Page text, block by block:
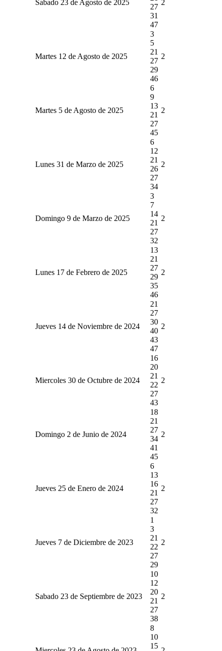
Sabado 23 de Agosto de 2025
27
31
47
2
Martes 12 de Agosto de 2025
3
5
21
27
29
46
2
Martes 5 de Agosto de 2025
6
9
13
21
27
45
2
Lunes 31 de Marzo de 2025
6
12
21
26
27
34
2
Domingo 9 de Marzo de 2025
3
7
14
21
27
32
2
Lunes 17 de Febrero de 2025
13
21
27
29
35
46
2
Jueves 14 de Noviembre de 2024
21
27
30
40
43
47
2
Miercoles 30 de Octubre de 2024
16
20
21
22
27
43
2
Domingo 2 de Junio de 2024
18
21
27
34
41
45
2
Jueves 25 de Enero de 2024
6
13
16
21
27
32
2
Jueves 7 de Diciembre de 2023
1
3
21
22
27
29
2
Sabado 23 de Septiembre de 2023
10
12
20
21
27
38
2
8
10
15